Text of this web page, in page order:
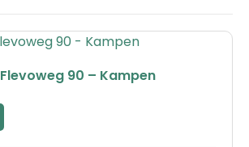
90 – Kampen